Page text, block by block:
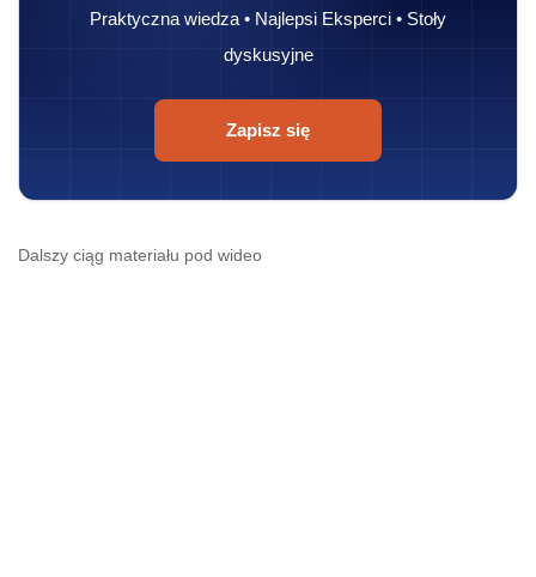
Praktyczna wiedza • Najlepsi Eksperci • Stoły
dyskusyjne
Zapisz się
Dalszy ciąg materiału pod wideo